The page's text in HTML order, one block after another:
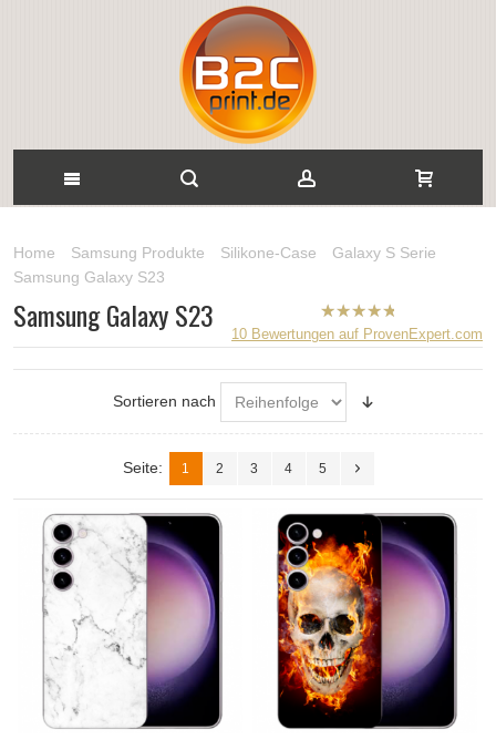
Home Samsung Produkte Silikone-Case
Galaxy S Serie
Samsung Galaxy S23
B2CPrint
hat5von
5
Sternen |
10 Bewertungen auf ProvenExpert.com
Samsung Galaxy S23
Sortieren nach
Seite: 1 2 3 4 5